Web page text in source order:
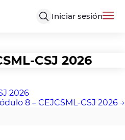
Iniciar sesión
CSJ 2026
2026
8 – CEJCSML-CSJ 2026